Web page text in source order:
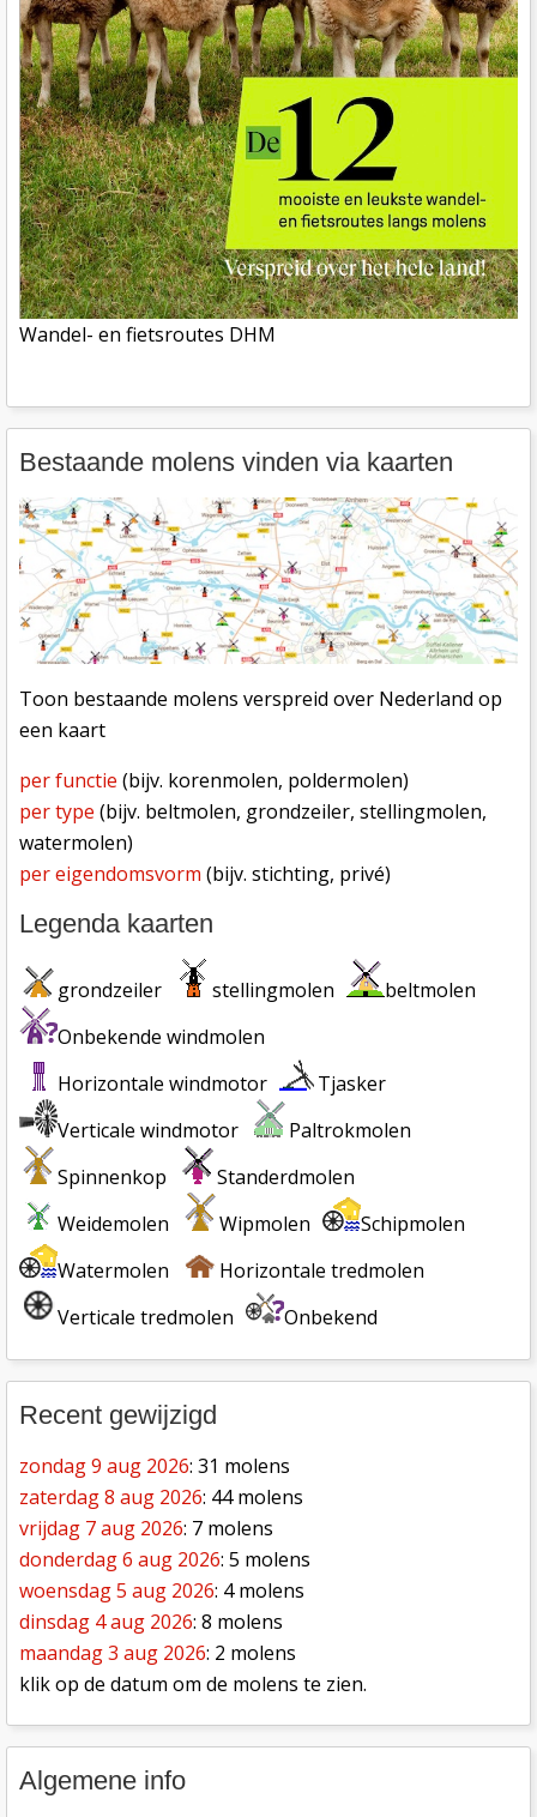
Wandel- en fietsroutes DHM
Bestaande molens vinden via kaarten
Toon bestaande molens verspreid over Nederland op
een kaart
per functie (bijv. korenmolen, poldermolen)
per type (bijv. beltmolen, grondzeiler, stellingmolen,
watermolen)
per eigendomsvorm (bijv. stichting, privé)
Legenda kaarten
grondzeiler stellingmolen
beltmolen
Onbekende windmolen
Horizontale windmotor
Tjasker
Verticale windmotor
Paltrokmolen
Spinnenkop
Standerdmolen
Weidemolen
Wipmolen
Schipmolen
Watermolen
Horizontale tredmolen
Verticale tredmolen
Onbekend
Recent gewijzigd
zondag 9 aug 2026: 31 molens
zaterdag 8 aug 2026: 44 molens
vrijdag 7 aug 2026: 7 molens
donderdag 6 aug 2026: 5 molens
woensdag 5 aug 2026: 4 molens
dinsdag 4 aug 2026: 8 molens
maandag 3 aug 2026: 2 molens
klik op de datum om de molens te zien.
Algemene info